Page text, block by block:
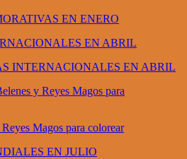
EN ENERO
INTERNACIONALES EN ABRIL
Magos para colorear
EN JULIO